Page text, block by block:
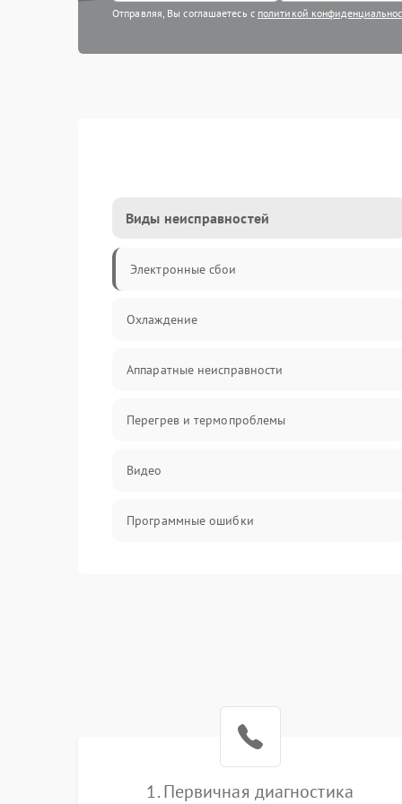
Отправляя, Вы соглашаетесь с политикой
Виды неисправностей
Электронные сбои
Охлаждение
Аппаратные неисправности
Перегрев и термопроблемы
Видео
Программные ошибки
Электронные компоненты
1. Первичная диагностика